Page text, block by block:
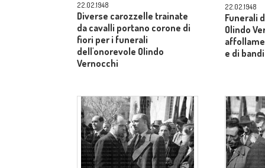
22.02.1948
Diverse carozzelle trainate
da cavalli portano corone di
fiori per i funerali
dell'onorevole Olindo
Vernocchi
22.02.1948
Funerali
Olindo
e di